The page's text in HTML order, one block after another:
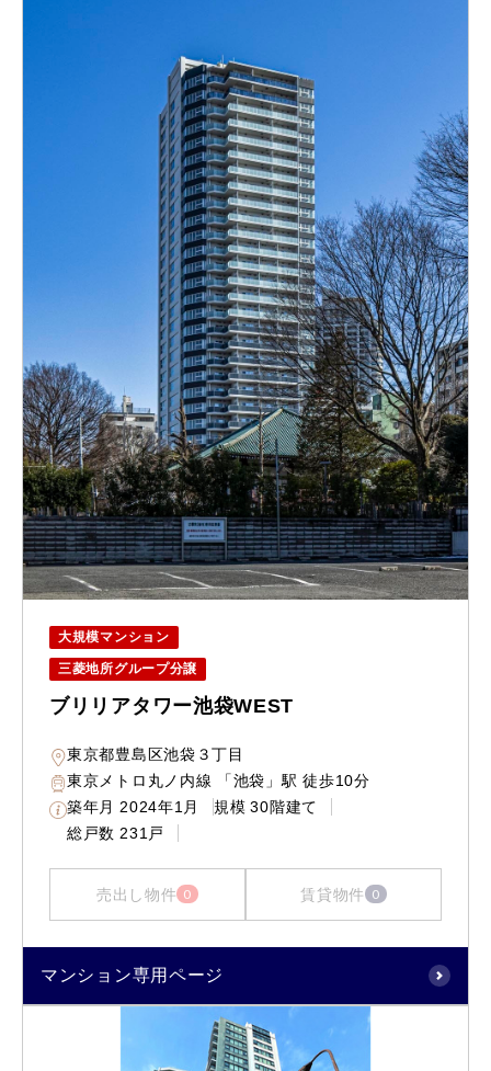
大規模マンション
三菱地所グループ分譲
ブリリアタワー池袋WEST
東京都豊島区池袋３丁目
東京メトロ丸ノ内線 「池袋」駅 徒歩10分
築年月 2024年1月 規模 30階建て
総戸数 231戸
売出し物件 0 賃貸物件 0
マンション専用ページ